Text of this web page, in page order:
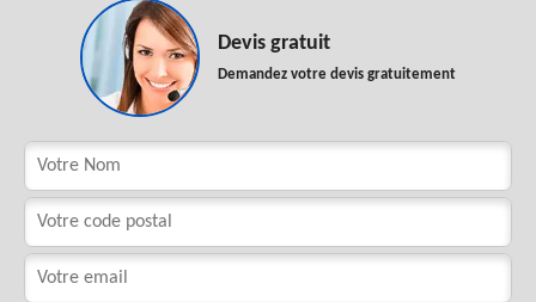
Devis gratuit
Demandez votre devis gratuitement